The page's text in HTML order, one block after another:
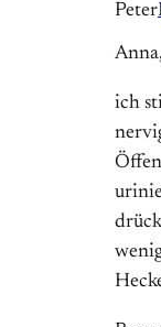
Peter
ich